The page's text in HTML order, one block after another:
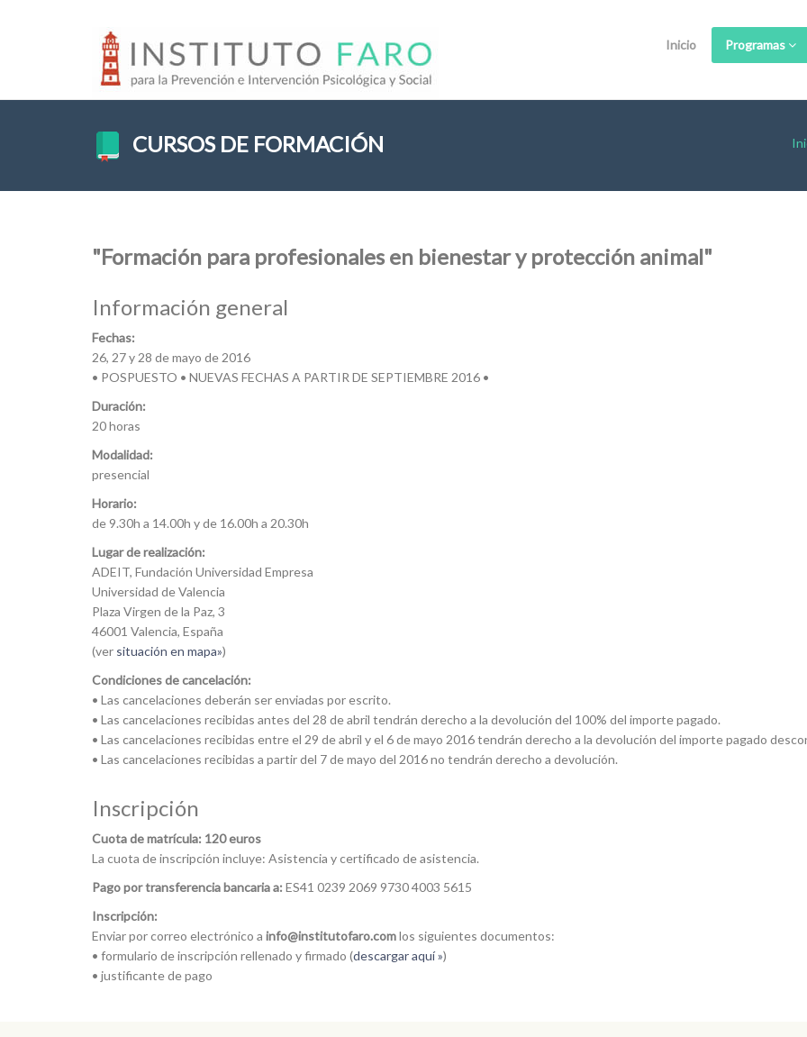
Inicio Programas
CURSOS DE FORMACIÓN
"Formación para profesionales en bienestar y protección animal"
Información general
Fechas:
26, 27 y 28 de mayo de 2016
• POSPUESTO • NUEVAS FECHAS A PARTIR DE SEPTIEMBRE 2016 •
Duración:
20 horas
Modalidad:
presencial
Horario:
de 9.30h a 14.00h y de 16.00h a 20.30h
Lugar de realización:
ADEIT, Fundación Universidad Empresa
Universidad de Valencia
Plaza Virgen de la Paz, 3
46001 Valencia, España
(ver situación en mapa»)
Condiciones de cancelación:
• Las cancelaciones deberán ser enviadas por escrito.
• Las cancelaciones recibidas antes del 28 de abril tendrán derecho a la devolución del 100% del importe pagado.
• Las cancelaciones recibidas entre el 29 de abril y el 6 de mayo 2016 tendrán derecho a la devolución del importe pagado
• Las cancelaciones recibidas a partir del 7 de mayo del 2016 no tendrán derecho a devolución.
Inscripción
Cuota de matrícula: 120 euros
La cuota de inscripción incluye: Asistencia y certificado de asistencia.
Pago por transferencia bancaria a: ES41 0239 2069 9730 4003 5615
Inscripción:
Enviar por correo electrónico a info@institutofaro.comlos siguientes documentos:
• formulario de inscripción rellenado y firmado (descargar aquí »)
• justificante de pago